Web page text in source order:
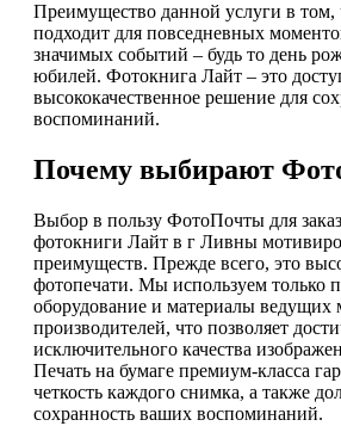
Преимущество данной услуги в том,
подходит для повседневных
значимых событий – будь то день
юбилей. Фотокнига Лайт – это
высококачественное решение для
воспоминаний.
Почему выбирают
Выбор в пользу ФотоПочты для
фотокниги Лайт в г Ливны
преимуществ. Прежде всего, это
фотопечати. Мы используем только
оборудование и материалы ведущих
производителей, что позволяет
исключительного качества
Печать на бумаге премиум-класса
четкость каждого снимка, а также
сохранность ваших воспоминаний.